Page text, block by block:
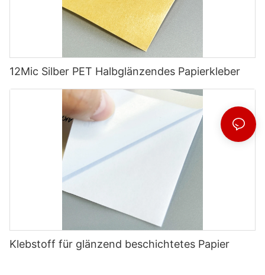
12Mic Silber PET Halbglänzendes Papierkleber
Klebstoff für glänzend beschichtetes Papier